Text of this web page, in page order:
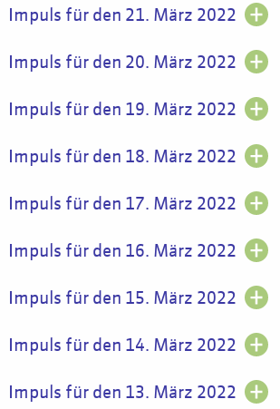
Impuls für den 21. März 2022
Impuls für den 20. März 2022
Impuls für den 19. März 2022
Impuls für den 18. März 2022
Impuls für den 17. März 2022
Impuls für den 16. März 2022
Impuls für den 15. März 2022
Impuls für den 14. März 2022
Impuls für den 13. März 2022